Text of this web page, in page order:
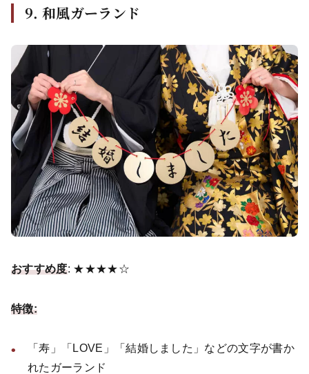
9. 和風ガーランド
おすすめ度: ★★★★☆
特徴:
「寿」「LOVE」「結婚しました」などの文字が書か
れたガーランド